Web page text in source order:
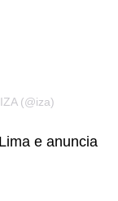
(@iza)
e anuncia